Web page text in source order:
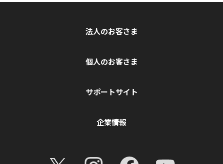
法人のお客さま
個人のお客さま
サポートサイト
企業情報